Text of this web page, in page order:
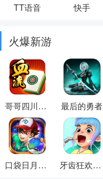
TT语音 快手
火爆新游
哥哥四川麻将 最后的勇者
口袋日月游戏软件 牙齿狂欢派对